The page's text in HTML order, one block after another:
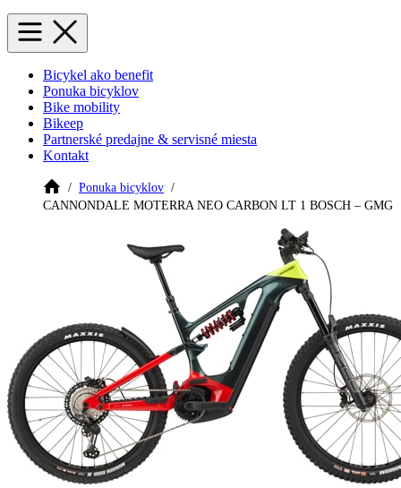
Bicykel ako benefit
Ponuka bicyklov
Bike mobility
Bikeep
Partnerské predajne & servisné miesta
Kontakt
Ponuka bicyklov
CANNONDALE MOTERRA NEO CARBON LT 1 BOSCH – GMG